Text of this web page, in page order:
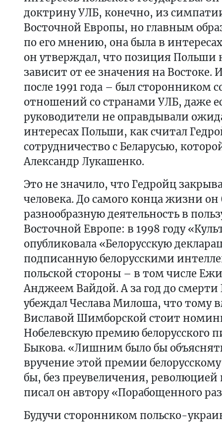
доктрину УЛБ, конечно, из
Восточной Европы, но главным
по его мнению, она была в
он утверждал, что позиция Польши
зависит от ее значения на Востоке.
после 1991 года – был сторонником
отношений со странами УЛБ, даже
руководители не оправдывали
интересах Польши, как считал
сотрудничество с Беларусью,
Александр Лукашенко.
Это не значило, что Гедройц
человека. До самого конца жизни он
разнообразную деятельность в
Восточной Европе: в 1998 году
опубликовала «Белорусскую
подписанную белорусскими
польской стороны – в том числе
Анджеем Вайдой. А за год до смерти
убеждал Чеслава Милоша, что тому
Виславой Шимборской стоит
Нобелевскую премию белорусского
Быкова. «Лишним было бы
вручение этой премии
бы, без преувеличения, революцией
писал он автору
Будучи сторонником польско-